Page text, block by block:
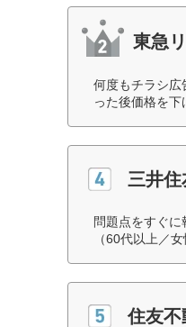
東急
何度もチラシ広
った後価格を下
三井
問題点をすぐに
（60代以上／女
住友不